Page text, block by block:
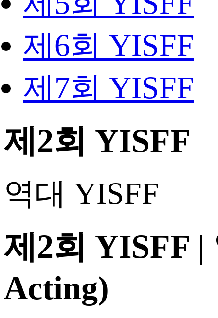
제6회 YISFF
제7회 YISFF
제2회 YISFF
역대 YISFF
제2회 YISFF
Acting)